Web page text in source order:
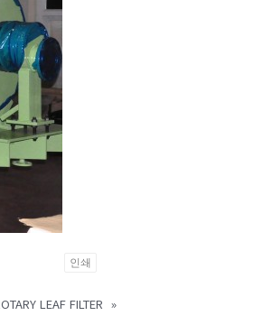
인쇄
LEAF FILTER »